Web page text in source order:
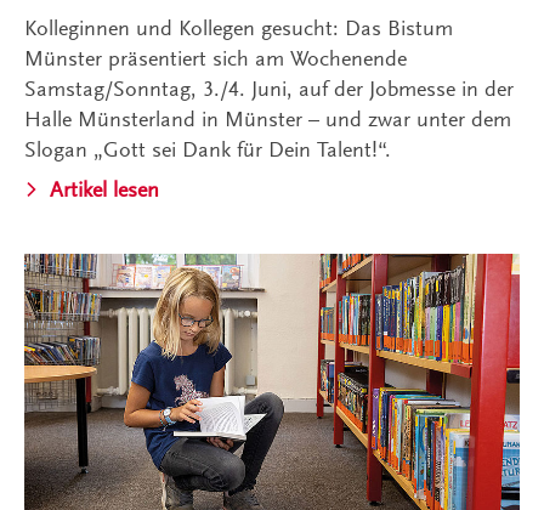
Kolleginnen und Kollegen gesucht: Das Bistum
Münster präsentiert sich am Wochenende
Samstag/Sonntag, 3./4. Juni, auf der Jobmesse in der
Halle Münsterland in Münster – und zwar unter dem
Slogan „Gott sei Dank für Dein Talent!“.
Artikel lesen